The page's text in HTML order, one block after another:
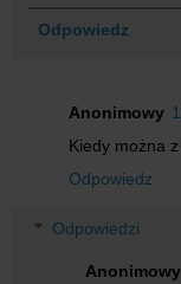
Odpowiedz
Anonimowy
Kiedy można
Odpowiedz
Odpowiedzi
Anonimowy